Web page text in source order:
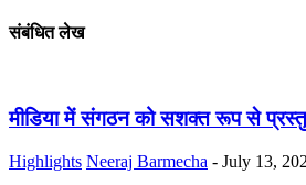
संबंधित लेख
मीडिया में संगठन को सशक्त रूप से
Highlights Neeraj Barmecha - July 13,